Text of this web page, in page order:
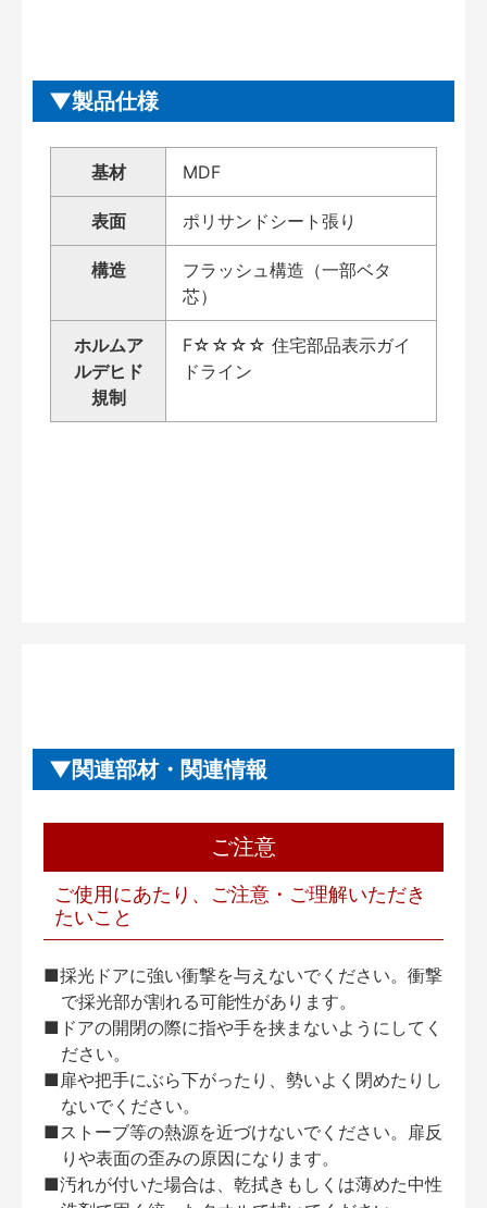
製品仕様
基材 MDF
表面 ポリサンドシート張り
構造
フラッシュ構造（一部ベタ
芯）
ホルムア
ルデヒド
規制
F☆☆☆☆ 住宅部品表示ガイ
ドライン
関連部材・関連情報
ご注意
ご使用にあたり、ご注意・ご理解いただき
たいこと
■採光ドアに強い衝撃を与えないでください。衝撃
で採光部が割れる可能性があります。
■ドアの開閉の際に指や手を挟まないようにしてく
ださい。
■扉や把手にぶら下がったり、勢いよく閉めたりし
ないでください。
■ストーブ等の熱源を近づけないでください。扉反
りや表面の歪みの原因になります。
■汚れが付いた場合は、乾拭きもしくは薄めた中性